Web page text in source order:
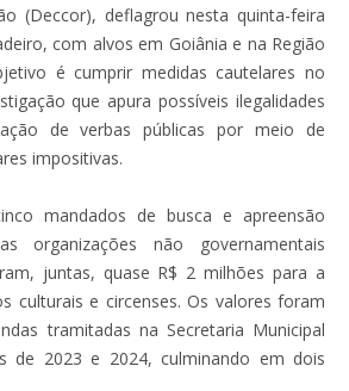
(Deccor), deflagrou nesta quinta-feira
com alvos em Goiânia e na Região
é cumprir medidas cautelares no
que apura possíveis ilegalidades
de verbas públicas por meio de
impositivas.
mandados de busca e apreensão
organizações não governamentais
juntas, quase R$ 2 milhões para a
culturais e circenses. Os valores foram
tramitadas na Secretaria Municipal
de 2023 e 2024, culminando em dois